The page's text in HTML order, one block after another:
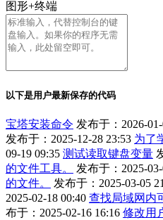
图形+终端
以下是用户最新保存的代码
宝塔安装命令 发布于：2026-01-
发布于：2025-12-28 23:53 为了
09-19 09:35 测试读取键盘变量
的文件工具。
发布于：2025-
的文件。
发布于：2025-03-05
2025-02-18 00:40 查找局域网内
布于：2025-02-16 16:16 修改用